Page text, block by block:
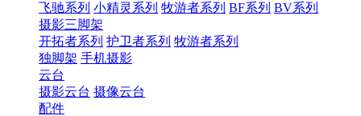
飞驰系列 小精灵系列 牧游者系列 BF系列 BV系列
摄影三脚架
开拓者系列 护卫者系列 牧游者系列
独脚架 手机摄影
云台
摄影云台 摄像云台
配件